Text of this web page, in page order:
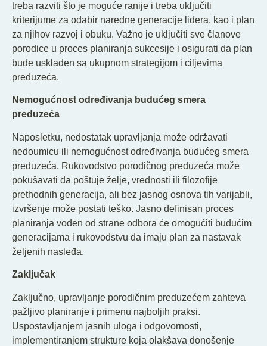
treba razviti što je moguće ranije i treba uključiti
kriterijume za odabir naredne generacije lidera, kao i plan
za njihov razvoj i obuku. Važno je uključiti sve članove
porodice u proces planiranja sukcesije i osigurati da plan
bude usklađen sa ukupnom strategijom i ciljevima
preduzeća.
Nemogućnost određivanja budućeg smera
preduzeća
Naposletku, nedostatak upravljanja može održavati
nedoumicu ili nemogućnost određivanja budućeg smera
preduzeća. Rukovodstvo porodičnog preduzeća može
pokušavati da poštuje želje, vrednosti ili filozofije
prethodnih generacija, ali bez jasnog osnova tih varijabli,
izvršenje može postati teško. Jasno definisan proces
planiranja vođen od strane odbora će omogućiti budućim
generacijama i rukovodstvu da imaju plan za nastavak
željenih nasleđa.
Zaključak
Zaključno, upravljanje porodičnim preduzećem zahteva
pažljivo planiranje i primenu najboljih praksi.
Uspostavljanjem jasnih uloga i odgovornosti,
implementiranjem strukture koja olakšava donošenje